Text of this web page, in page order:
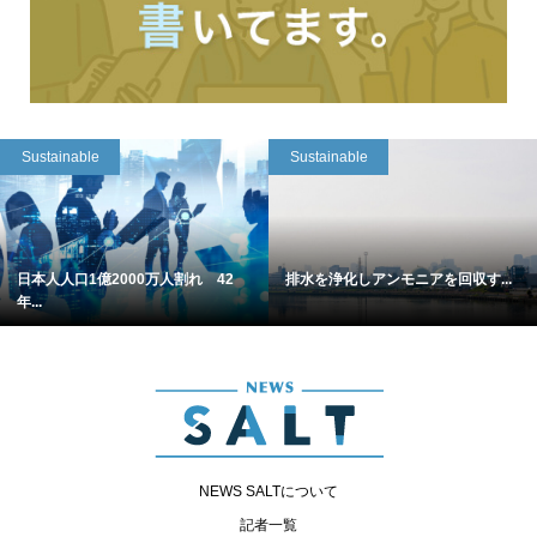
Sustainable
日本人人口1億2000万人割れ 42
年...
Sustainable
排水を浄化しアンモニアを回収す...
NEWS SALTについて
記者一覧